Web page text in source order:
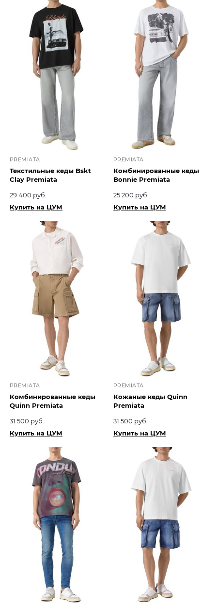
PREMIATA
Текстильные кеды Bskt
Clay Premiata
29 400 руб.
Купить на ЦУМ
PREMIATA
Комбинированные кеды
Bonnie Premiata
25 200 руб.
Купить на ЦУМ
PREMIATA
Комбинированные кеды
Quinn Premiata
31 500 руб.
Купить на ЦУМ
PREMIATA
Кожаные кеды Quinn
Premiata
31 500 руб.
Купить на ЦУМ